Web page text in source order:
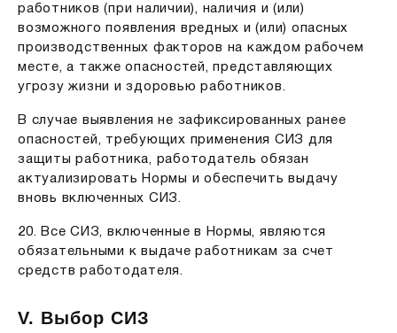
работников (при наличии), наличия и (или)
возможного появления вредных и (или) опасных
производственных факторов на каждом рабочем
месте, а также опасностей, представляющих
угрозу жизни и здоровью работников.
В случае выявления не зафиксированных ранее
опасностей, требующих применения СИЗ для
защиты работника, работодатель обязан
актуализировать Нормы и обеспечить выдачу
вновь включенных СИЗ.
20. Все СИЗ, включенные в Нормы, являются
обязательными к выдаче работникам за счет
средств работодателя.
V. Выбор СИЗ